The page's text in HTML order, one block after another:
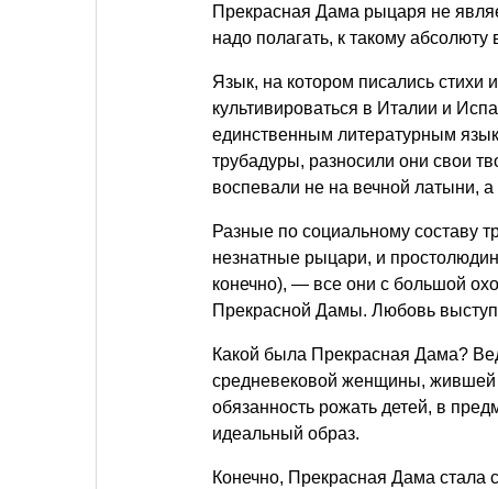
Прекрасная Дама рыцаря не
надо полагать, к такому
Язык, на котором писались
культивироваться в Италии и
единственным литературным
трубадуры, разносили они свои
воспевали не на вечной латыни,
Разные по социальному составу
незнатные рыцари, и
конечно), — все они с большой
Прекрасной Дамы. Любовь
Какой была Прекрасная Дама?
средневековой женщины, жившей
обязанность рожать детей, в
идеальный образ.
Конечно, Прекрасная Дама